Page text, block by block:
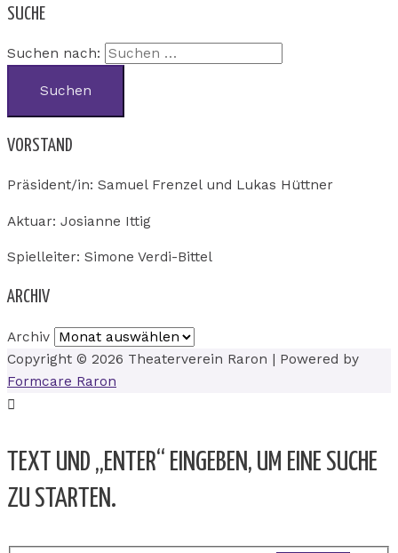
SUCHE
Suchen nach:
VORSTAND
Präsident/in: Samuel Frenzel und Lukas Hüttner
Aktuar: Josianne Ittig
Spielleiter: Simone Verdi-Bittel
ARCHIV
Archiv
Copyright © 2026 Theaterverein Raron | Powered by
Formcare Raron
TEXT UND „ENTER“ EINGEBEN, UM EINE SUCHE
ZU STARTEN.